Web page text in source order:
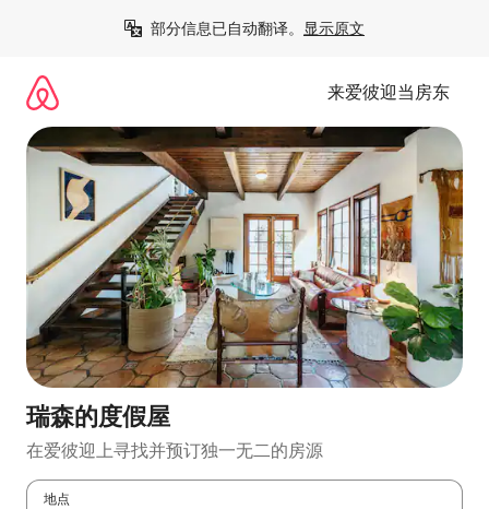
部分信息已自动翻译。 显示原文
来爱彼迎当房东
瑞森的度假屋
在爱彼迎上寻找并预订独一无二的房源
地点